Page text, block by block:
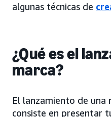
algunas técnicas de
¿Qué es el
marca?
El lanzamiento de una
consiste en presentar